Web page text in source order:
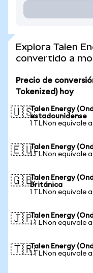
Explora Talen
convertido a
Precio de
Tokenized) hoy
🇺🇸Talen Energy
estadounidense
1 TLNon equivale
🇪🇺Talen Energy
1 TLNon equivale
🇬🇧Talen Energy
Británica
1 TLNon equivale
🇯🇵Talen Energy
1 TLNon equivale
🇹🇷Talen Energy
1 TLNon equivale a